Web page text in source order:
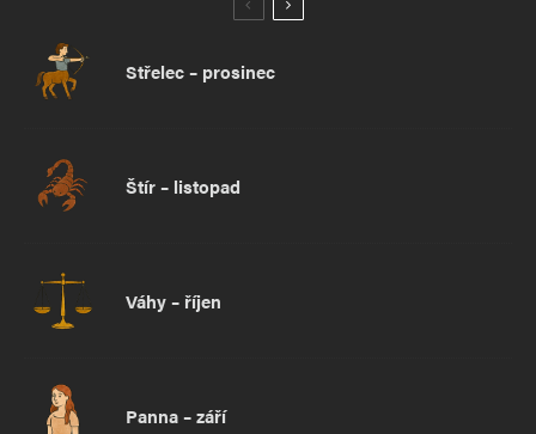
Střelec – prosinec
Štír – listopad
Váhy – říjen
Panna – září